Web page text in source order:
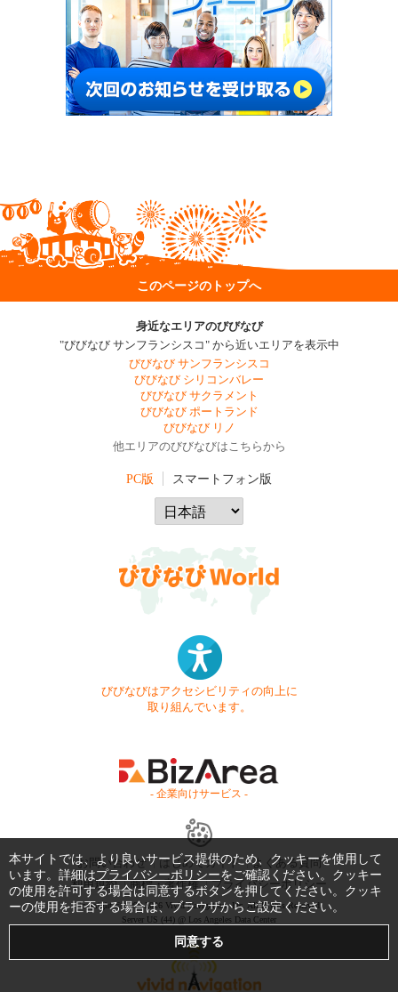
このページのトップへ
身近なエリアのびびなび
"びびなび サンフランシスコ" から近いエリアを表示中
びびなび サンフランシスコ
びびなび シリコンバレー
びびなび サクラメント
びびなび ポートランド
びびなび リノ
他エリアのびびなびはこちらから
PC版 スマートフォン版
びびなびはアクセシビリティの向上に
取り組んでいます。
- 企業向けサービス -
お問い合わせ はじめてガイド
よくある質問
利用規約
商標・著作権 プライバシーポリシー
Copyright © 1999-2026 Vivid Navigation, Inc. All Rights Reserved.
Server US (44) @ Los Angeles Data Center
本サイトでは、より良いサービス提供のため、クッキーを使用して
います。詳細はプライバシーポリシーをご確認ください。クッキー
の使用を許可する場合は同意するボタンを押してください。クッキ
ーの使用を拒否する場合は、ブラウザからご設定ください。